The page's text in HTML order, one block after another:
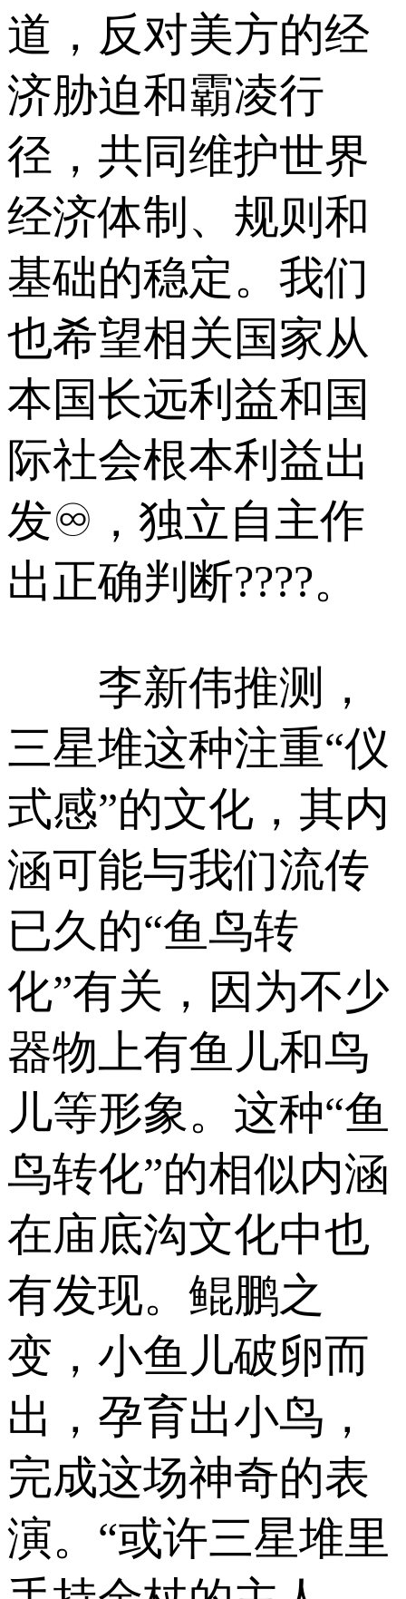
道，反对美方的经
济胁迫和霸凌行
径，共同维护世界
经济体制、规则和
基础的稳定。我们
也希望相关国家从
本国长远利益和国
际社会根本利益出
发♾，独立自主作
出正确判断????。
李新伟推测，
三星堆这种注重“仪
式感”的文化，其内
涵可能与我们流传
已久的“鱼鸟转
化”有关，因为不少
器物上有鱼儿和鸟
儿等形象。这种“鱼
鸟转化”的相似内涵
在庙底沟文化中也
有发现。鲲鹏之
变，小鱼儿破卵而
出，孕育出小鸟，
完成这场神奇的表
演。“或许三星堆里